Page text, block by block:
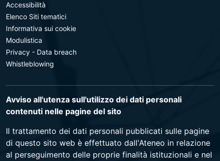
Accessibilità
Elenco Siti tematici
Informativa sui cookie
Modulistica
Privacy - Data breach
Whistleblowing
Avviso all'utenza sull'utilizzo dei dati personali
contenuti nelle pagine del sito
Il trattamento dei dati personali pubblicati sulle pagine
di questo sito web è effettuato dall'Ateneo in relazione
al perseguimento delle proprie finalità istituzionali e nel